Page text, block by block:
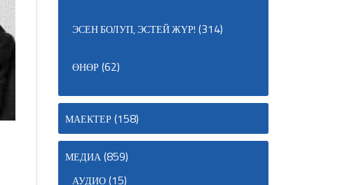
ЭСЕН БОЛУП, ЭСТЕЙ ЖҮР! (314)
ӨНӨР(62)
МАЕКТЕР(158)
МЕДИА(859)
АУДИО(15)